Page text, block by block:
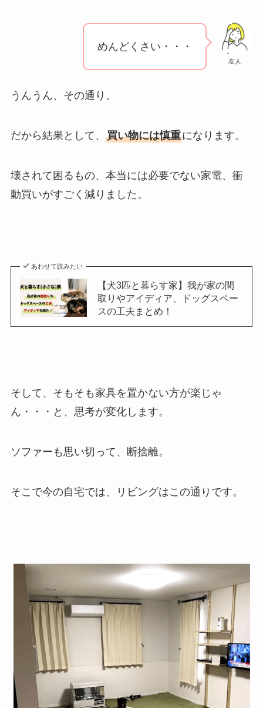
友人
めんどくさい・・・
うんうん、その通り。
だから結果として、 買い物には慎重になります。
壊されて困るもの、本当には必要でない家電、衝
動買いがすごく減りました。
あわせて読みたい
【犬3匹と暮らす家】我が家の間
取りやアイディア、ドッグスペー
スの工夫まとめ！
そして、そもそも家具を置かない方が楽じゃ
ん・・・と、思考が変化します。
ソファーも思い切って、断捨離。
そこで今の自宅では、リビングはこの通りです。